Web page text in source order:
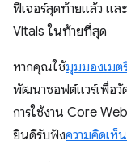
ฟีเจอร์สุดท้ายแล้ว แ
Vitals ในท้ายที่สุด
หากคุณใช้มุมมองเมต
พัฒนาซอฟต์แวร์เพื่อวั
การใช้งาน Core
ยินดีรับฟังความคิดเห็น